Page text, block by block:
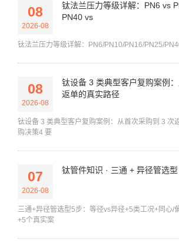
08
2026-08
钛法兰压力等级详解：PN6 vs
PN40 vs
钛法兰压力等级详解：PN6/PN10/PN16/PN25/
08
2026-08
钛设备 3 类典型客户复购案例
返单的真实路径
钛设备 3 类典型客户复购案例：从首次采购到 3 次
购决策4 要
07
2026-08
钛管件知识 · 三通 + 异径管选
三通+异径管选型5步：等径vs异径+5类工况+同心/
+5个真实案